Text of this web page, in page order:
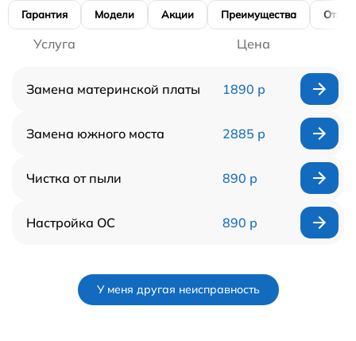
Гарантия Модели Акции Преимущества
Услуга Цена
Замена материнской платы 1890 р
Замена южного моста 2885 р
Чистка от пыли 890 р
Настройка ОС 890 р
У меня другая неисправность